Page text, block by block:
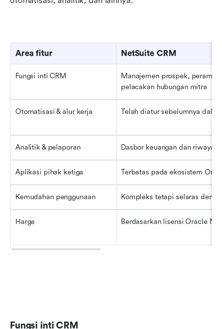
Area fitur NetSuite CRM
Fungsi inti CRM
Manajemen prospek,
pelacakan hubungan mitra
Otomatisasi & alur kerja Telah diatur sebelumnya
Analitik & pelaporan Dasbor keuangan dan riwayat
Aplikasi pihak ketiga Terbatas pada ekosistem
Kemudahan penggunaan Kompleks tetapi selaras
Harga Berdasarkan lisensi Oracle
Fungsi inti CRM